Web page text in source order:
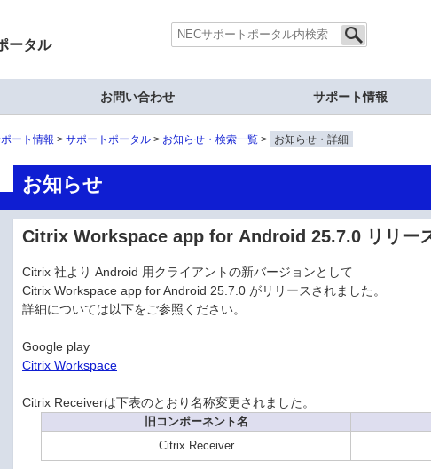
ータル
お問い合わせ サポート情報
ート情報 サポートポータル お知らせ・検索一覧 お知らせ・詳細
お知らせ
Citrix Workspace app for Android 25.7.0 リリー
Citrix 社より Android 用クライアントの新バージョンとして
Citrix Workspace app for Android 25.7.0 がリリースされました。
詳細については以下をご参照ください。
Google play
Citrix Workspace
Citrix Receiverは下表のとおり名称変更されました。
旧コンポーネント名
Citrix Receiver